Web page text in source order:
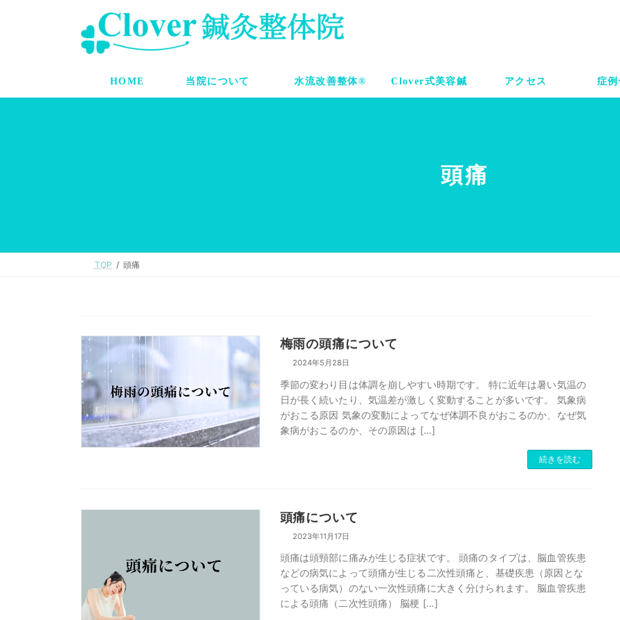
ス
ン
HOME 当院について 水流改善整体® Clover式美容鍼 アクセス 症例
頭痛
TOP 頭痛
梅雨の頭痛について
2024年5月28日
季節の変わり目は体調を崩しやすい時期です。 特に近年は暑い気温の
日が長く続いたり、気温差が激しく変動することが多いです。 気象病
がおこる原因 気象の変動によってなぜ体調不良がおこるのか、なぜ気
象病がおこるのか、その原因は […]
続きを読む
頭痛について
2023年11月17日
頭痛は頭頸部に痛みが生じる症状です。 頭痛のタイプは、脳血管疾患
などの病気によって頭痛が生じる二次性頭痛と、基礎疾患（原因とな
っている病気）のない一次性頭痛に大きく分けられます。 脳血管疾患
による頭痛（二次性頭痛） 脳梗 […]